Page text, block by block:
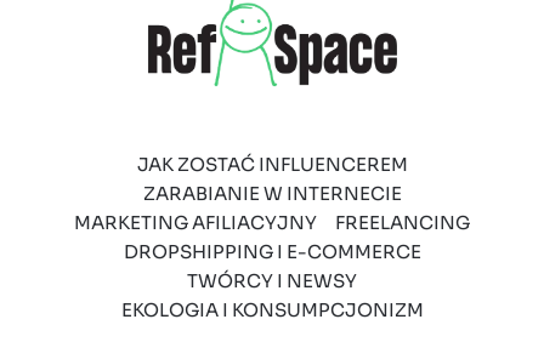
JAK ZOSTAĆ INFLUENCEREM
ZARABIANIE W INTERNECIE
MARKETING AFILIACYJNY
FREELANCING
DROPSHIPPING I E-COMMERCE
TWÓRCY I NEWSY
EKOLOGIA I KONSUMPCJONIZM